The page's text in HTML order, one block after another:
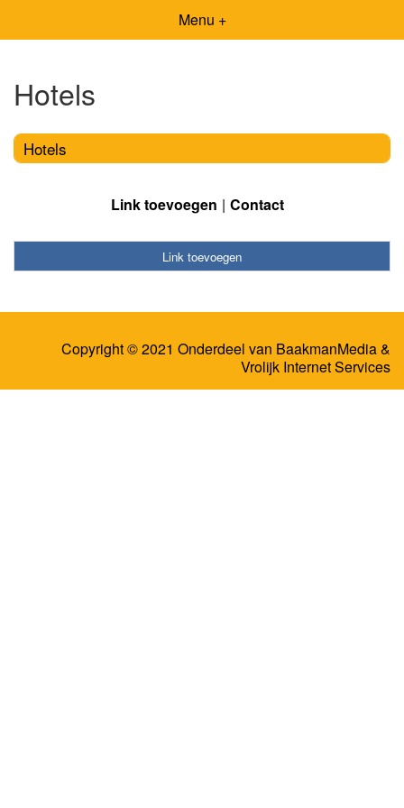
Menu +
Hotels
Hotels
Link toevoegen Contact
Link toevoegen
Copyright © 2021 Onderdeel van BaakmanMedia&
Vrolijk Internet Services